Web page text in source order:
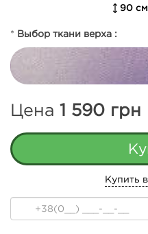
90 см
* Выбор ткани верха :
Цена 1 590 грн
Купить